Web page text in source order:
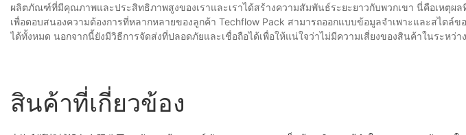
ผลิตภัณฑ์ที่มีคุณภาพและประสิทธิภาพสูงของเราและเราได้สร้างความสัมพันธ์ระยะยาวกับพวกเขา นี่คือเหตุผ
เพื่อตอบสนองความต้องการที่หลากหลายของลูกค้า Techflow Pack สามารถออกแบบข้อมูลจำเพาะและสไตล์
ได้ทั้งหมด นอกจากนี้ยังมีวิธีการจัดส่งที่ปลอดภัยและเชื่อถือได้เพื่อให้แน่ใจว่าไม่มีความเสี่ยงของสินค้าในระหว่า
สินค้าที่เกี่ยวข้อง